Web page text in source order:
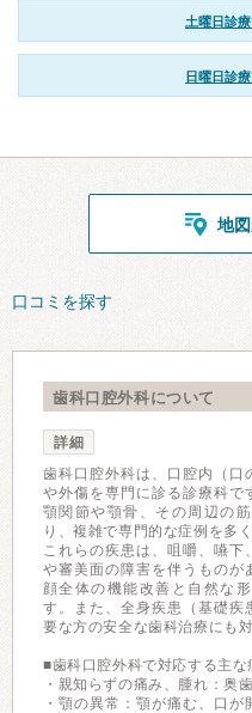
土曜日診
日曜日診
地
口コミを探す
歯科口腔外科について
詳細
歯科口腔外科は、口腔内（口
や外傷を専門に診る診療科で
顎関節や顎骨、その周辺の
り、複雑で専門的な症例を多
これらの疾患は、咀嚼、嚥下
や審美面の障害を伴うものが
顔全体の機能改善と自然な
す。また、全身疾患（基礎疾
要な方の安全な歯科治療にも対
■歯科口腔外科で対応する主な
・親知らずの痛み、腫れ：奥
・顎の異常：顎が痛む、口